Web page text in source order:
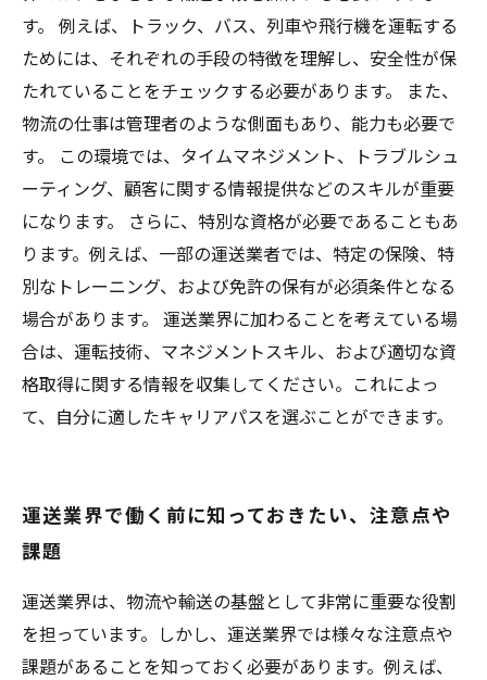
す。 例えば、トラック、バス、列車や飛行機を運転する
ためには、それぞれの手段の特徴を理解し、安全性が保
たれていることをチェックする必要があります。 また、
物流の仕事は管理者のような側面もあり、能力も必要で
す。 この環境では、タイムマネジメント、トラブルシュ
ーティング、顧客に関する情報提供などのスキルが重要
になります。 さらに、特別な資格が必要であることもあ
ります。例えば、一部の運送業者では、特定の保険、特
別なトレーニング、および免許の保有が必須条件となる
場合があります。 運送業界に加わることを考えている場
合は、運転技術、マネジメントスキル、および適切な資
格取得に関する情報を収集してください。これによっ
て、自分に適したキャリアパスを選ぶことができます。
運送業界で働く前に知っておきたい、注意点や
課題
運送業界は、物流や輸送の基盤として非常に重要な役割
を担っています。しかし、運送業界では様々な注意点や
課題があることを知っておく必要があります。例えば、